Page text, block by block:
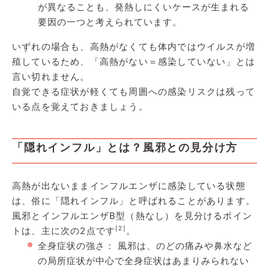
が異なることも、発熱しにくいケースが生まれる
要因の一つと考えられています。
いずれの場合も、高熱がなくても体内ではウイルスが増
殖しているため、「高熱がない＝感染していない」とは
言い切れません。
自覚できる症状が軽くても周囲への感染リスクは残って
いる点を覚えておきましょう。
「隠れインフル」とは？風邪との見分け方
高熱が出ないままインフルエンザに感染している状態
は、俗に「隠れインフル」と呼ばれることがあります。
風邪とインフルエンザB型（熱なし）を見分けるポイン
トは、主に次の2点です [2] 。
全身症状の強さ： 風邪は、のどの痛みや鼻水など
の局所症状が中心で全身症状はあまりみられない